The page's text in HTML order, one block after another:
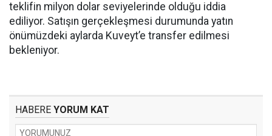
teklifin milyon dolar seviyelerinde olduğu iddia
ediliyor. Satışın gerçekleşmesi durumunda yatın
önümüzdeki aylarda Kuveyt’e transfer edilmesi
bekleniyor.
HABERE YORUM KAT